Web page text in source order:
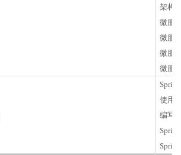
架构
微服
微服
微服
微服
使用
编写